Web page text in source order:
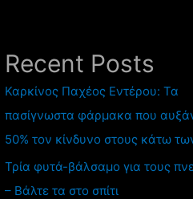
Recent Posts
Καρκίνος Παχέος Εντέρου: Τα
πασίγνωστα φάρμακα που
50% τον κίνδυνο στους κάτω
Τρία φυτά-βάλσαμο για τους
– Βάλτε τα στο σπίτι